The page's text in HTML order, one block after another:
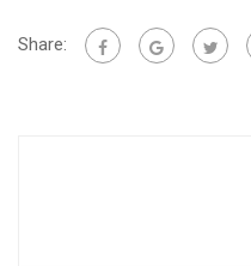
Share: